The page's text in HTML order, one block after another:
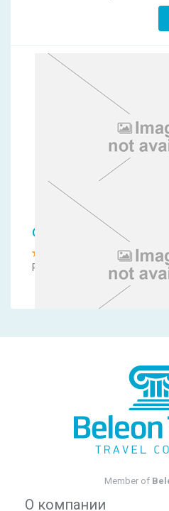
Oasis Hotel Bungalows
Родос, Афанду
Member of
О компании